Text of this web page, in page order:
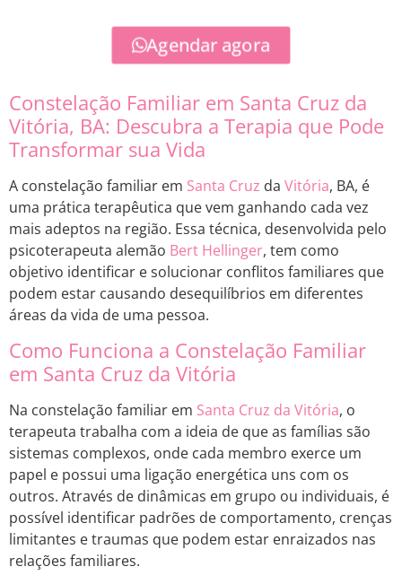
Agendar agora
Constelação Familiar em Santa Cruz da
Vitória, BA: Descubra a Terapia que Pode
Transformar sua Vida
A constelação familiar em Santa Cruz da Vitória, BA, é
uma prática terapêutica que vem ganhando cada vez
mais adeptos na região. Essa técnica, desenvolvida pelo
psicoterapeuta alemão Bert Hellinger, tem como
objetivo identificar e solucionar conflitos familiares que
podem estar causando desequilíbrios em diferentes
áreas da vida de uma pessoa.
Como Funciona a Constelação Familiar
em Santa Cruz da Vitória
Na constelação familiar em Santa Cruz da Vitória, o
terapeuta trabalha com a ideia de que as famílias são
sistemas complexos, onde cada membro exerce um
papel e possui uma ligação energética uns com os
outros. Através de dinâmicas em grupo ou individuais, é
possível identificar padrões de comportamento, crenças
limitantes e traumas que podem estar enraizados nas
relações familiares.